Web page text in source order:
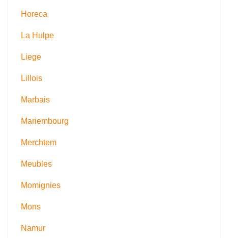
Horeca
La Hulpe
Liege
Lillois
Marbais
Mariembourg
Merchtem
Meubles
Momignies
Mons
Namur